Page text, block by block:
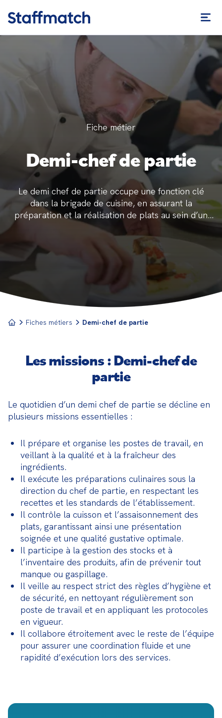
Fiche métier
Demi-chef de partie
Le demi chef de partie occupe une fonction clé
dans la brigade de cuisine, en assurant la
préparation et la réalisation de plats au sein d’un
service spécifique (sauces, viandes, poissons,
légumes, etc.). Il travaille en étroite collaboration
avec le chef de partie et contribue à la qualité, à la
rapidité et à la créativité des préparations
culinaires. Son rôle consiste à organiser son espace
de travail, préparer les ingrédients et superviser
les cuisiniers moins expérimentés, tout en
respectant les normes d’hygiène et de sécurité en
cuisine.
Fiches métiers Demi-chef de partie
Les missions : Demi-chef de
partie
Le quotidien d’un demi chef de partie se décline en
plusieurs missions essentielles :
Il prépare et organise les postes de travail, en
veillant à la qualité et à la fraîcheur des
ingrédients.
Il exécute les préparations culinaires sous la
direction du chef de partie, en respectant les
recettes et les standards de l’établissement.
Il contrôle la cuisson et l’assaisonnement des
plats, garantissant ainsi une présentation
soignée et une qualité gustative optimale.
Il participe à la gestion des stocks et à
l’inventaire des produits, afin de prévenir tout
manque ou gaspillage.
Il veille au respect strict des règles d’hygiène et
de sécurité, en nettoyant régulièrement son
poste de travail et en appliquant les protocoles
en vigueur.
Il collabore étroitement avec le reste de l’équipe
pour assurer une coordination fluide et une
rapidité d’exécution lors des services.